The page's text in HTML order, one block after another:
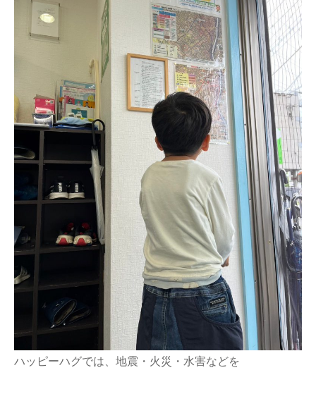
ハッピーハグでは、地震・火災・水害などを